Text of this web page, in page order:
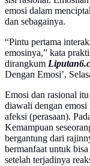
emosi dalam
dan sebagainya.
“Pintu pertama
emosinya,” kata
dirangkum
Dengan Emosi’,
Emosi dan rasional
diawali dengan
afeksi (perasaan).
Kemampuan
bergantung dari
bermanfaat untuk
setelah terjadinya